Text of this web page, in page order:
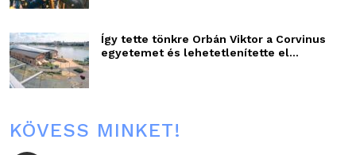
Így tette tönkre Orbán Viktor a Corvinus
egyetemet és lehetetlenítette el...
KÖVESS MINKET!